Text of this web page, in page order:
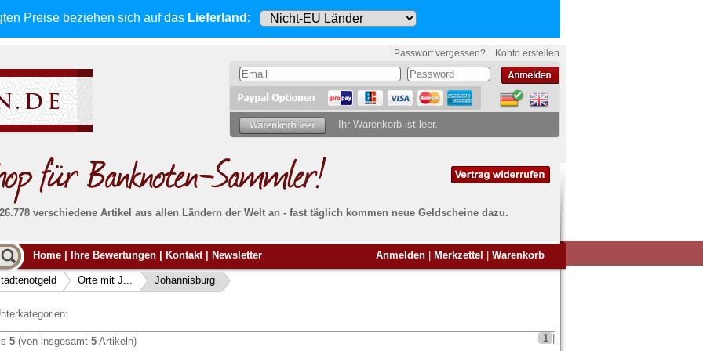
Preise beziehen sich auf das Lieferland :
Passwort vergessen? Konto erstellen
Ihr Warenkorb ist leer.
verschiedene Artikel aus allen Ländern der Welt an - fast täglich kommen neue Geldscheine dazu.
Alle Lieferungen, auch ins Ausland, werden
von uns voll versichert. Sie habenkein Risiko
falls die Sendung verloren geht oder beschädigt
wird.
Absolute Zuverlässigkeit:
Banknoten
Möchten Sie Banknoten
verkaufen?
Home Ihre Bewertungen Kontakt Newsletter Anmelden Merkzettel Warenkorb
Orte mit J... Johannisburg
5 (von insgesamt 5 Artikeln) 1